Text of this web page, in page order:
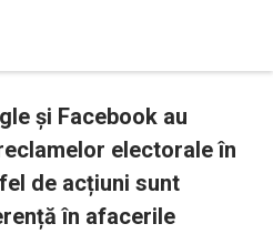
și Facebook au
electorale în
de acțiuni sunt
în afacerile